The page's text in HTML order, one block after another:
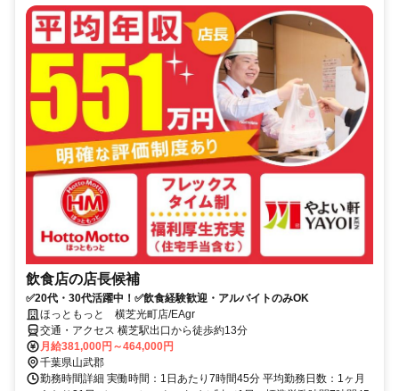
飲食店の店長候補
✅20代・30代活躍中！✅飲食経験歓迎・アルバイトのみOK
ほっともっと 横芝光町店/EAgr
交通・アクセス 横芝駅出口から徒歩約13分
月給381,000円～464,000円
千葉県山武郡
勤務時間詳細 実働時間：1日あたり7時間45分 平均勤務日数：1ヶ月